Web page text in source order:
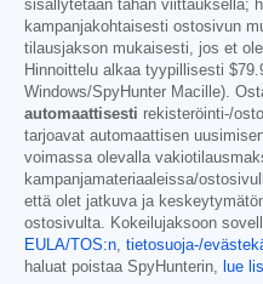
sisällytetään tähän viittauksella;
kampanjakohtaisesti ostosivun
tilausjakson mukaisesti, jos et
Hinnoittelu alkaa tyypillisesti
Windows/SpyHunter Macille).
automaattisesti rekisteröinti-/
tarjoavat automaattisen
voimassa olevalla
kampanjamateriaaleissa/
että olet jatkuva ja
ostosivulta. Kokeilujaksoon
EULA/TOS:n tietosuoja-/
haluat poistaa SpyHunterin,
lue